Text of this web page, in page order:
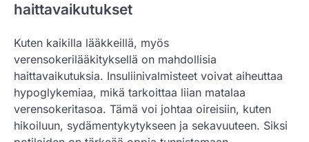
haittavaikutukset
Kuten kaikilla lääkkeillä, myös
verensokerilääkityksellä on mahdollisia
haittavaikutuksia. Insuliinivalmisteet voivat aiheuttaa
hypoglykemiaa, mikä tarkoittaa liian matalaa
verensokeritasoa. Tämä voi johtaa oireisiin, kuten
hikoiluun, sydämentykytykseen ja sekavuuteen. Siksi